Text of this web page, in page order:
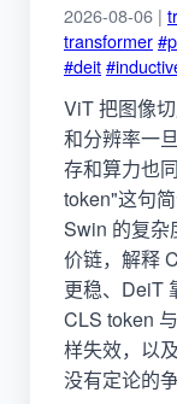
2026-08-06 |
transformer
#deit
ViT 把图像
和分辨率一
存和算力也
token"这句
Swin 的复杂
价链，解释
更稳、DeiT
CLS token
样失效，以
没有定论的争